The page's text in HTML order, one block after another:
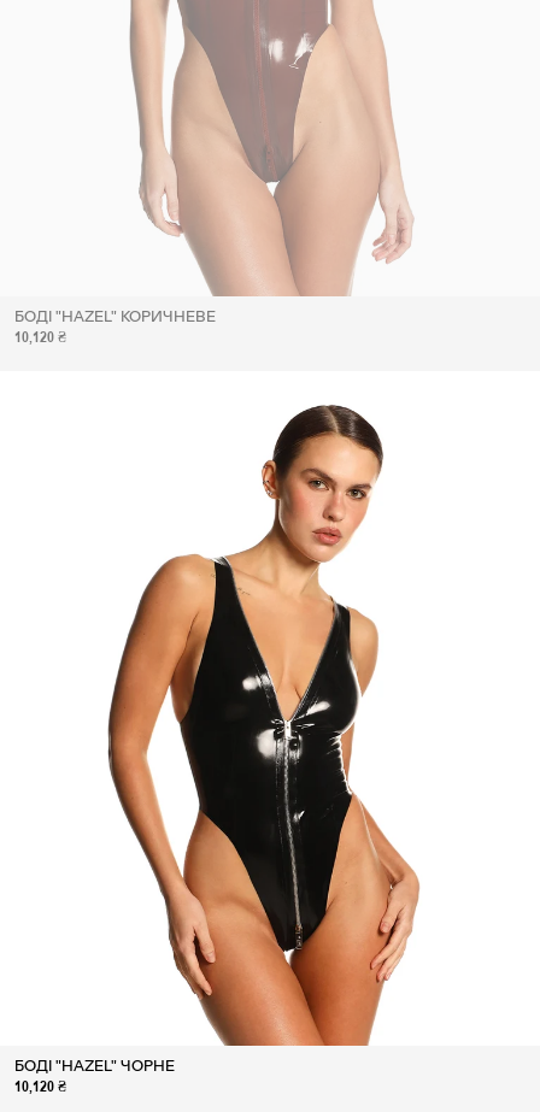
БОДІ "HAZEL" КОРИЧНЕВЕ
10,120 ₴
БОДІ "HAZEL" ЧОРНЕ
10,120 ₴